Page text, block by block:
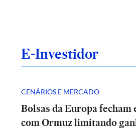
E-Investidor
CENÁRIOS E MERCADO
Bolsas da Europa
com Ormuz limitando